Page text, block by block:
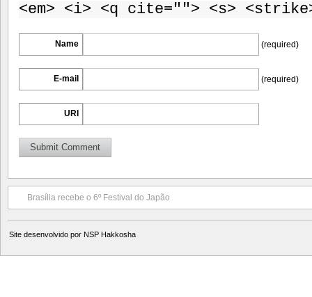
<em> <i> <q cite=""> <s>
Name (required)
E-mail (required)
URI
Brasília recebe o 6º Festival do Japão
Site desenvolvido por NSP Hakkosha